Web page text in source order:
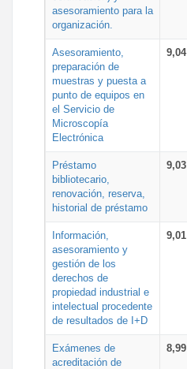
asesoramiento para la
organización.
Asesoramiento,
preparación de
muestras y puesta a
punto de equipos en
el Servicio de
Microscopía
Electrónica
9,04
Préstamo
bibliotecario,
renovación, reserva,
historial de préstamo
9,03
Información,
asesoramiento y
gestión de los
derechos de
propiedad industrial e
intelectual procedente
de resultados de I+D
9,01
Exámenes de
acreditación de
8,99